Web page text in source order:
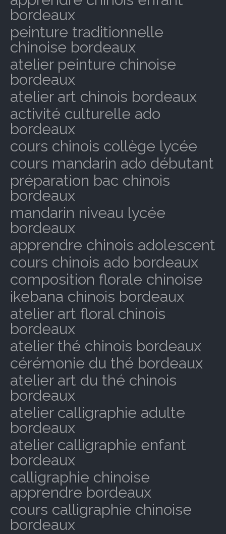
bordeaux
peinture traditionnelle
chinoise bordeaux
atelier peinture chinoise
bordeaux
atelier art chinois bordeaux
activité culturelle ado
bordeaux
cours chinois collège lycée
cours mandarin ado débutant
préparation bac chinois
bordeaux
mandarin niveau lycée
bordeaux
apprendre chinois adolescent
cours chinois ado bordeaux
composition florale chinoise
ikebana chinois bordeaux
atelier art floral chinois
bordeaux
atelier thé chinois bordeaux
cérémonie du thé bordeaux
atelier art du thé chinois
bordeaux
atelier calligraphie adulte
bordeaux
atelier calligraphie enfant
bordeaux
calligraphie chinoise
apprendre bordeaux
cours calligraphie chinoise
bordeaux